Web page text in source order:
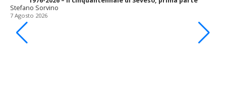
Stefano Sorvino
7 Agosto 2026